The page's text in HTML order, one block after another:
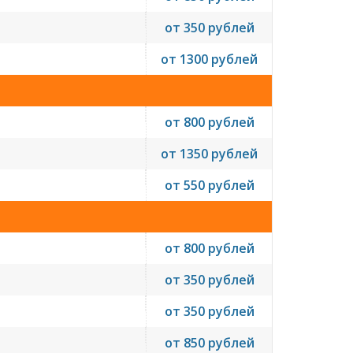
от 350 рублей
от 1300 рублей
от 800 рублей
от 1350 рублей
от 550 рублей
от 800 рублей
от 350 рублей
от 350 рублей
от 850 рублей